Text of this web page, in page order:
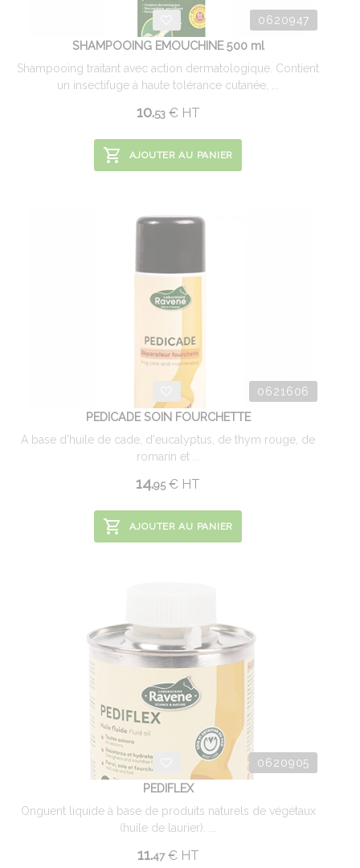
0620947
SHAMPOOING EMOUCHINE 500 ml
Shampooing traitant avec action dermatologique. Contient
un insectifuge à haute tolérance cutanée, ...
10.53 €HT
AJOUTER AU PANIER
0621606
PEDICADE SOIN FOURCHETTE
A base d'huile de cade, d'eucalyptus, de thym rouge, de
romarin et ...
14.95 € HT
AJOUTER AU PANIER
0620905
PEDIFLEX
Onguent liquide à base de produits naturels de végétaux
(huile de laurier). ...
11.47 €HT